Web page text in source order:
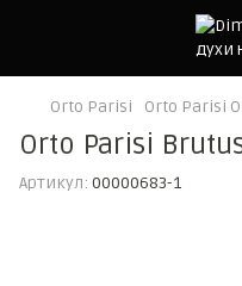
Orto Parisi Orto Parisi
Orto Parisi
Артикул: 00000683-1